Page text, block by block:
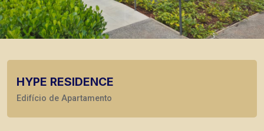
HYPE RESIDENCE
Edifício de Apartamento